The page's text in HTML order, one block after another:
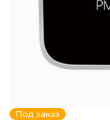
Под заказ
Добавляйте
в корзину
% картой